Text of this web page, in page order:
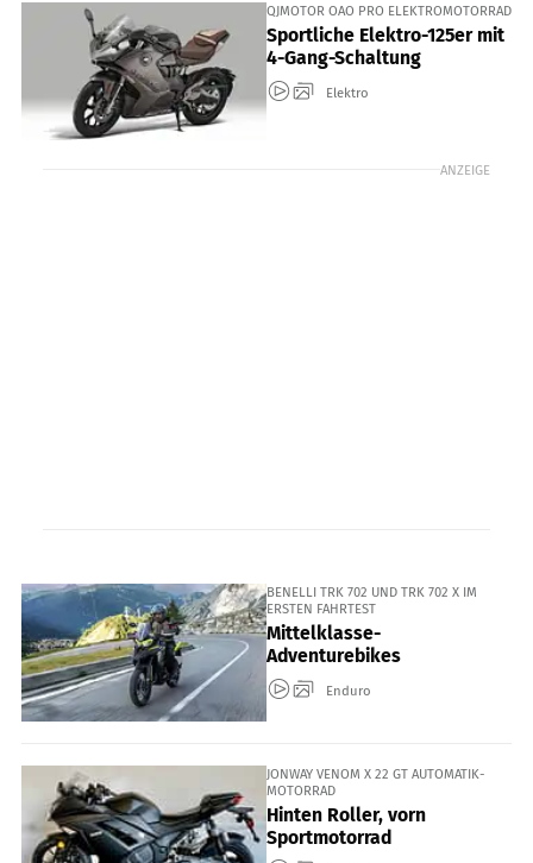
QJMOTOR OAO PRO ELEKTROMOTORRAD
Sportliche Elektro-125er mit
4-Gang-Schaltung
Elektro
ANZEIGE
BENELLI TRK 702 UND TRK 702 X IM
ERSTEN FAHRTEST
Mittelklasse-
Adventurebikes
Enduro
JONWAY VENOM X 22 GT AUTOMATIK-
MOTORRAD
Hinten Roller, vorn
Sportmotorrad